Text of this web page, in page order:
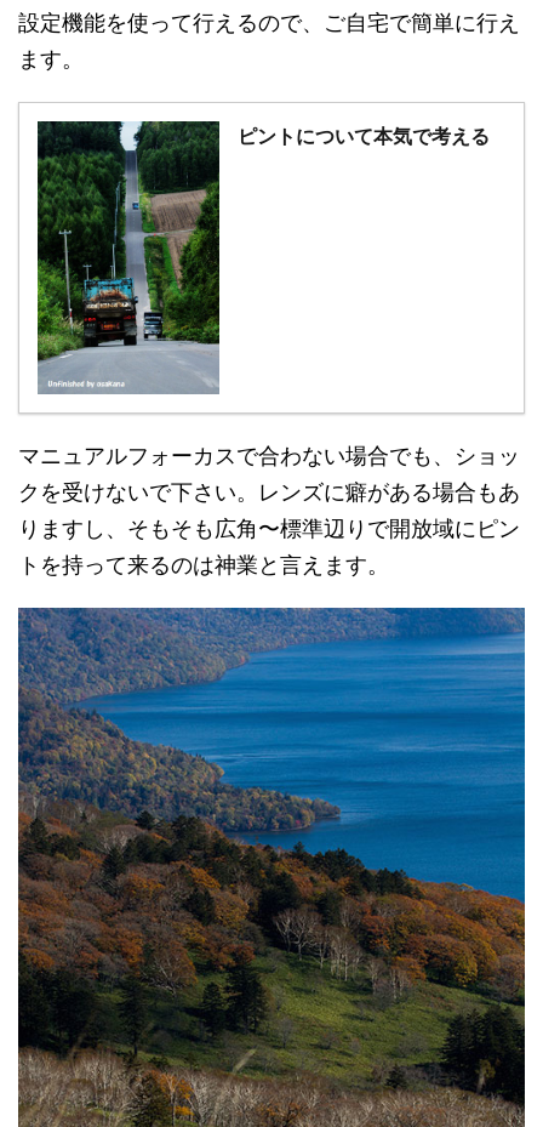
設定機能を使って行えるので、ご自宅で簡単に行え
ます。
ピントについて本気で考える
マニュアルフォーカスで合わない場合でも、ショッ
クを受けないで下さい。レンズに癖がある場合もあ
りますし、そもそも広角〜標準辺りで開放域にピン
トを持って来るのは神業と言えます。